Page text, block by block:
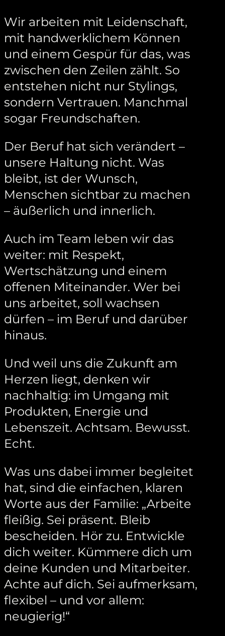
Wir arbeiten mit Leidenschaft,
mit handwerklichem Können
und einem Gespür für das, was
zwischen den Zeilen zählt. So
entstehen nicht nur Stylings,
sondern Vertrauen. Manchmal
sogar Freundschaften.
Der Beruf hat sich verändert –
unsere Haltung nicht. Was
bleibt, ist der Wunsch,
Menschen sichtbar zu machen
– äußerlich und innerlich.
Auch im Team leben wir das
weiter: mit Respekt,
Wertschätzung und einem
offenen Miteinander. Wer bei
uns arbeitet, soll wachsen
dürfen – im Beruf und darüber
hinaus.
Und weil uns die Zukunft am
Herzen liegt, denken wir
nachhaltig: im Umgang mit
Produkten, Energie und
Lebenszeit. Achtsam. Bewusst.
Echt.
Was uns dabei immer begleitet
hat, sind die einfachen, klaren
Worte aus der Familie: „Arbeite
fleißig. Sei präsent. Bleib
bescheiden. Hör zu. Entwickle
dich weiter. Kümmere dich um
deine Kunden und Mitarbeiter.
Achte auf dich. Sei aufmerksam,
flexibel – und vor allem:
neugierig!“